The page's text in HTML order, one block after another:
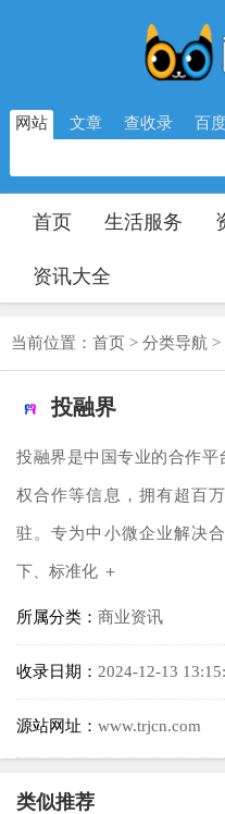
网站 文章 查收录 百
首页 生活服务
资讯大全
当前位置： 首页 > 分类导航 >
投融界
投融界是中国专业的合作
权合作等信息，拥有超百
驻。专为中小微企业解决
下、标准化 ＋
所属分类： 商业资讯
收录日期： 2024-12-13
源站网址： www.trjcn.com
类似推荐